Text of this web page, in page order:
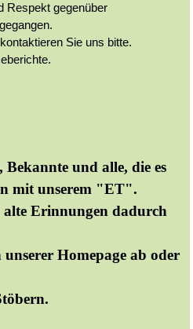
Respekt gegenüber
Sie uns bitte.
und alle, die es
mit unserem "ET".
alte Erinnungen dadurch
Homepage ab oder